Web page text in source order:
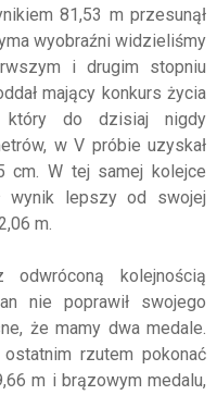
81,53 m przesunął
wyobraźni widzieliśmy
i drugim stopniu
mający konkurs życia
który do dzisiaj nigdy
w V próbie uzyskał
cm. W tej samej kolejce
wynik lepszy od swojej
m.
odwróconą kolejnością
nie poprawił swojego
że mamy dwa medale.
rzutem pokonać
m i brązowym medalu,